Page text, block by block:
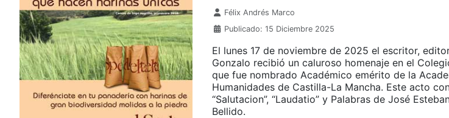
Detalles
Félix Andrés Marco
Publicado: 15 Diciembre 2025
El lunes 17 de noviembre de 2025 el escritor,
Gonzalo recibió un caluroso homenaje en el
que fue nombrado Académico emérito de la
Humanidades de Castilla-La Mancha. Este acto
“Salutacion”, “Laudatio” y Palabras de José
Bellido.